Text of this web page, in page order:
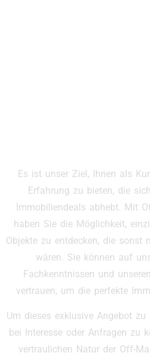
Es ist unser Ziel, Ihnen als
Erfahrung zu bieten, die
Immobiliendeals abhebt. Mit
haben Sie die Möglichkeit,
Objekte zu entdecken, die
wären. Sie können auf
Fachkenntnissen und
vertrauen, um die perfekte
Um dieses exklusive Angebot
bei Interesse oder Anfragen zu
vertraulichen Natur der Off-